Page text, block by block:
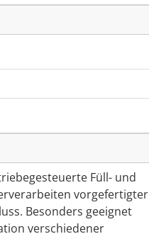
Füll- und
vorgefertigter
Besonders geeignet
verschiedener